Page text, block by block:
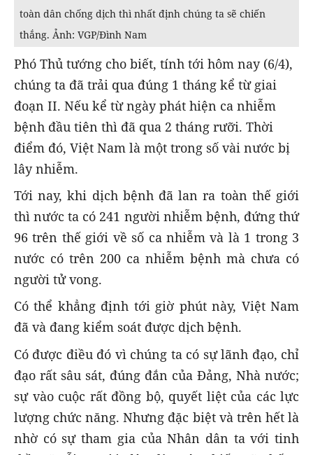
toàn dân chống dịch thì nhất định chúng ta sẽ chiến
thắng. Ảnh: VGP/Đình Nam
Phó Thủ tướng cho biết, tính tới hôm nay (6/4),
chúng ta đã trải qua đúng 1 tháng kể từ giai
đoạn II. Nếu kể từ ngày phát hiện ca nhiễm
bệnh đầu tiên thì đã qua 2 tháng rưỡi. Thời
điểm đó, Việt Nam là một trong số vài nước bị
lây nhiễm.
Tới nay, khi dịch bệnh đã lan ra toàn thế giới
thì nước ta có 241 người nhiễm bệnh, đứng thứ
96 trên thế giới về số ca nhiễm và là 1 trong 3
nước có trên 200 ca nhiễm bệnh mà chưa có
người tử vong.
Có thể khẳng định tới giờ phút này, Việt Nam
đã và đang kiểm soát được dịch bệnh.
Có được điều đó vì chúng ta có sự lãnh đạo, chỉ
đạo rất sâu sát, đúng đắn của Đảng, Nhà nước;
sự vào cuộc rất đồng bộ, quyết liệt của các lực
lượng chức năng. Nhưng đặc biệt và trên hết là
nhờ có sự tham gia của Nhân dân ta với tinh